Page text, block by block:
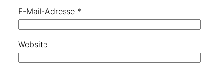
E-Mail-Adresse *
Website